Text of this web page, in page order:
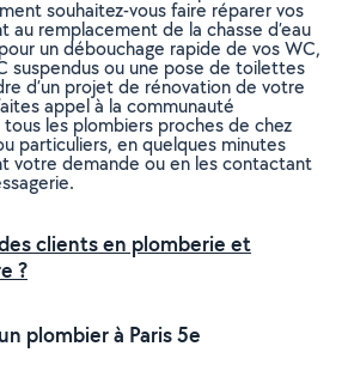
souhaitez-vous faire réparer vos
remplacement de la chasse d’eau
un débouchage rapide de vos WC,
suspendus ou une pose de toilettes
d’un projet de rénovation de votre
appel à la communauté
tous les plombiers proches de chez
particuliers, en quelques minutes
votre demande ou en les contactant
clients en plomberie et
?
plombier à Paris 5e